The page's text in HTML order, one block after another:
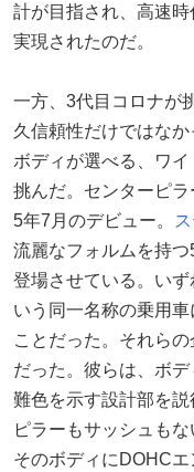
計が目指され、高速
実現されたのだ。
一方、3代目コロナが
久信頼性だけではな
ボディが選べる、ワ
挑んだ。センターピ
5年7月のデビュー。
流麗なフォルムを持
登場させている。い
いう同一名称の乗用
ことだった。それら
だった。彼らは、ボ
難色を示す設計部を
ピラーもサッシュも
そのボディにDOHC